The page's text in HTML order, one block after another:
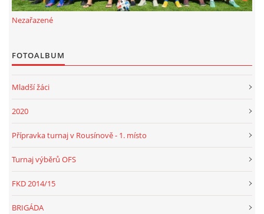
č.ú. 3227086359 / 0800
© 2026 eStránky.cz |RSS
Nezařazené
FOTOALBUM
Mladší žáci
2020
Přípravka turnaj v Rousínově - 1. místo
Turnaj výběrů OFS
FKD 2014/15
BRIGÁDA